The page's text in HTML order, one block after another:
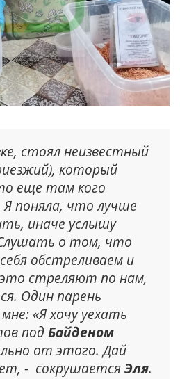
стоял неизвестный
который
еще там кого
поняла, что лучше
иначе услышу
о том, что
обстреливаем и
стреляют по нам,
Один парень
«Я хочу уехать
под Байденом
от этого. Дай
- сокрушаетсяЭля.